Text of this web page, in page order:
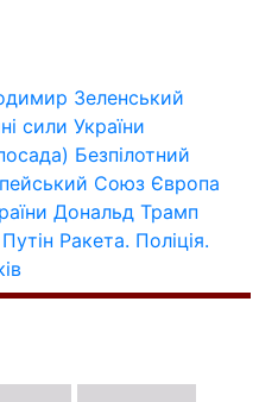
Зеленський
сили України
Безпілотний
Союз Європа
Дональд Трамп
Ракета. Поліція.